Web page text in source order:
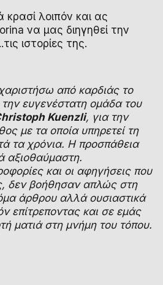
κρασί λοιπόν και ας
να μας διηγηθεί την
ιστορίες της.
από καρδιάς το
ευγενέστατη ομάδα του
Kuenzli, για την
με τα οποία υπηρετεί τη
τα χρόνια. Η προσπάθεια
αξιοθαύμαστη.
και οι αφηγήσεις που
δεν βοήθησαν απλώς στη
άρθρου αλλά ουσιαστικά
επίτρεποντας και σε εμάς
ματιά στη μνήμη του τόπου.